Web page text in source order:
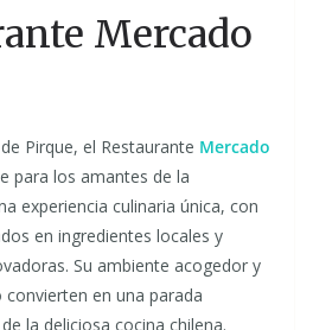
Mercado
Pirque, el Restaurante Mercado
para los amantes de la
experiencia culinaria única, con
en ingredientes locales y
Su ambiente acogedor y
en una parada
la deliciosa cocina chilena.